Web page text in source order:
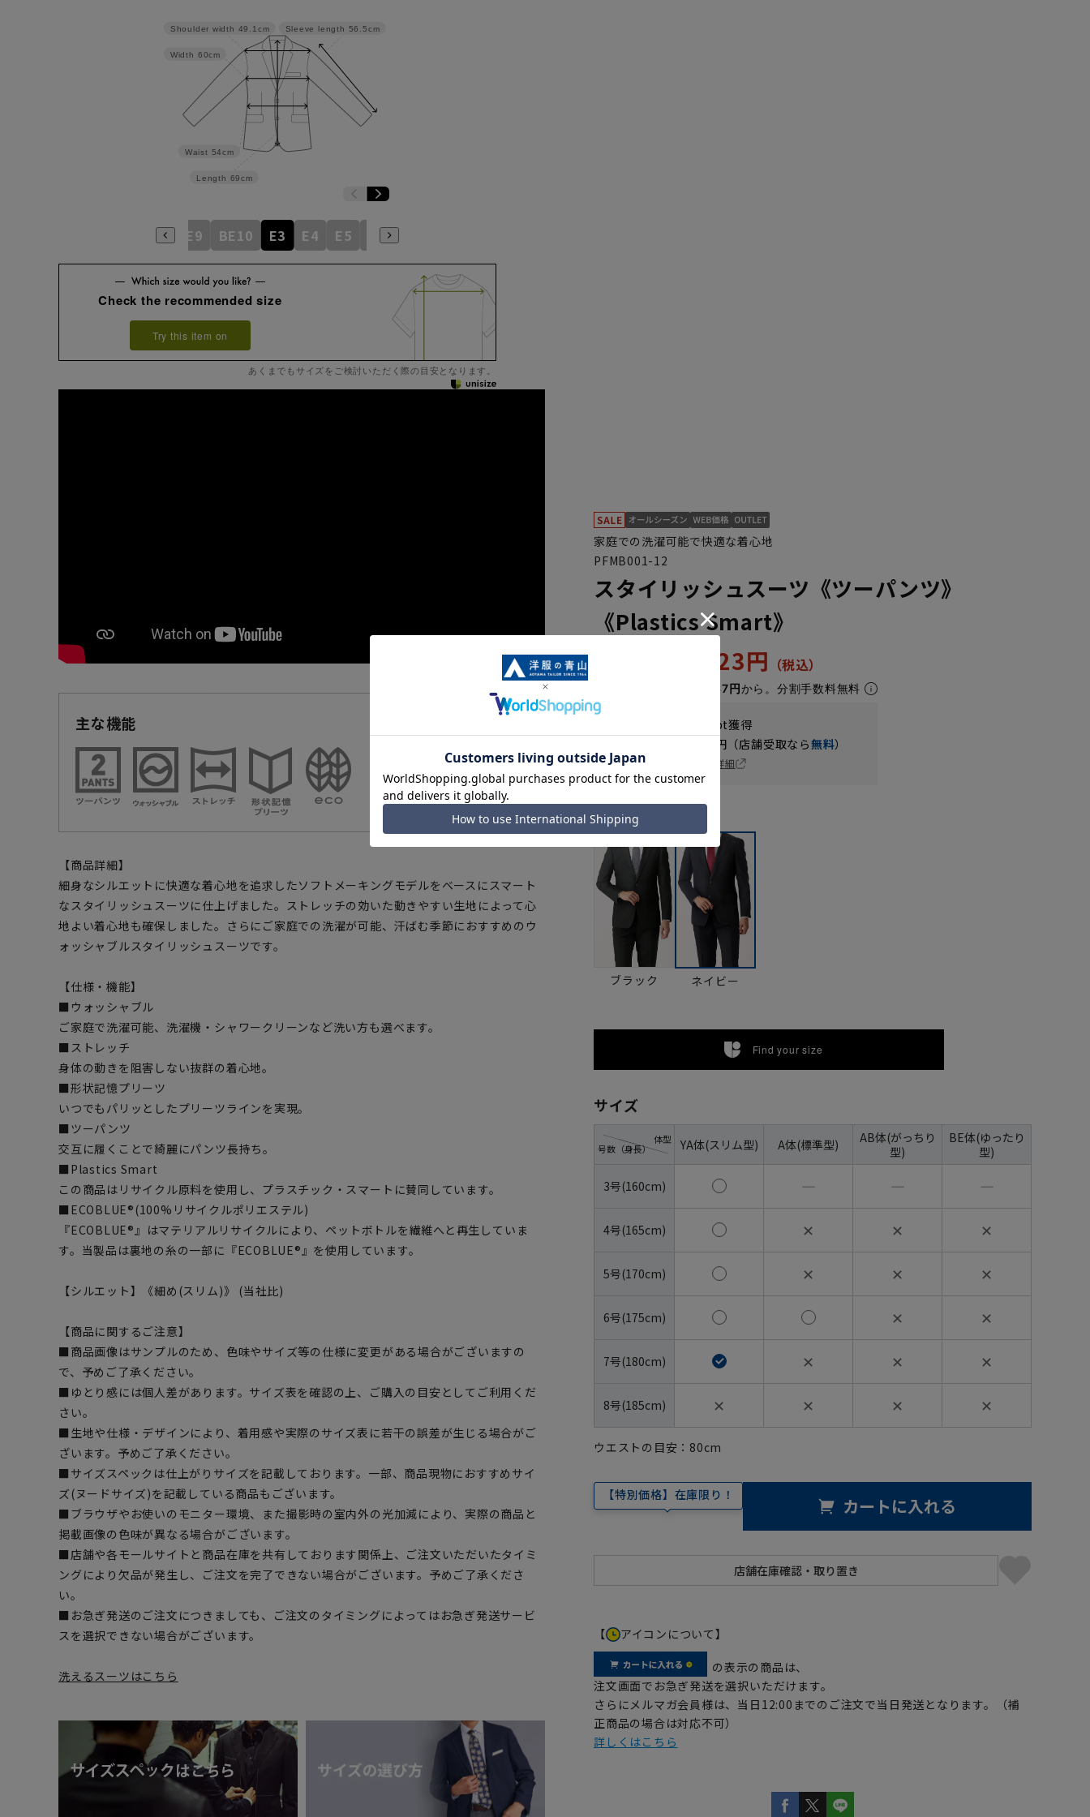
Sleeve length 56.5cm
Length 69cm
Waist 54cm
Width 60cm
Shoulder width 49.1cm
BE8 BE9 BE10 E3 E4 E5 E6
Check the recommended size
Try this item on
あくまでもサイズをご検討いただく際の目安となります。
主な機能
【商品詳細】
細身なシルエットに快適な着心地を追求したソフトメーキングモデルをベースにスマート
なスタイリッシュスーツに仕上げました。ストレッチの効いた動きやすい生地によって心
地よい着心地も確保しました。さらにご家庭での洗濯が可能、汗ばむ季節におすすめのウ
ォッシャブルスタイリッシュスーツです。
【仕様・機能】
■ウォッシャブル
ご家庭で洗濯可能、洗濯機・シャワークリーンなど洗い方も選べます。
■ストレッチ
身体の動きを阻害しない抜群の着心地。
■形状記憶プリーツ
いつでもパリッとしたプリーツラインを実現。
■ツーパンツ
交互に履くことで綺麗にパンツ長持ち。
■Plastics Smart
この商品はリサイクル原料を使用し、プラスチック・スマートに賛同しています。
■ECOBLUE®(100%リサイクルポリエステル)
『ECOBLUE®』はマテリアルリサイクルにより、ペットボトルを繊維へと再生していま
す。当製品は裏地の糸の一部に『ECOBLUE®』を使用しています。
【シルエット】《細め(スリム)》 (当社比)
【商品に関するご注意】
■商品画像はサンプルのため、色味やサイズ等の仕様に変更がある場合がございますの
で、予めご了承ください。
■ゆとり感には個人差があります。サイズ表を確認の上、ご購入の目安としてご利用くだ
さい。
■生地や仕様・デザインにより、着用感や実際のサイズ表に若干の誤差が生じる場合がご
ざいます。予めご了承ください。
■サイズスペックは仕上がりサイズを記載しております。一部、商品現物におすすめサイ
ズ(ヌードサイズ)を記載している商品もございます。
■ブラウザやお使いのモニター環境、また撮影時の室内外の光加減により、実際の商品と
掲載画像の色味が異なる場合がございます。
■店舗や各モールサイトと商品在庫を共有しております関係上、ご注文いただいたタイミ
ングにより欠品が発生し、ご注文を完了できない場合がございます。予めご了承くださ
い。
■お急ぎ発送のご注文につきましても、ご注文のタイミングによってはお急ぎ発送サービ
スを選択できない場合がございます。
洗えるスーツはこちら
家庭での洗濯可能で快適な着心地
PFMB001-12
スタイリッシュスーツ《ツーパンツ》
《Plastics Smart》
46,123円
月々7,687円から。分割手数料無料
pt獲得
円（店舗受取なら無料）
お届け日を調べる
詳細
カラー
ブラック ネイビー
Find your size
サイズ
号数（身長）
体型 YA体(スリム型) A体(標準型)
AB体(がっちり
型)
BE体(ゆったり
型)
3号(160cm) ― ― ―
4号(165cm) ✕ ✕ ✕
5号(170cm) ✕ ✕ ✕
6号(175cm) ✕ ✕
7号(180cm) ✕ ✕ ✕
8号(185cm) ✕ ✕ ✕ ✕
ウエストの目安： 80cm
【特別価格】在庫限り！ カートに入れる
【 アイコンについて】
の表示の商品は、
注文画面でお急ぎ発送を選択いただけます。
さらにメルマガ会員様は、当日12:00までのご注文で当日発送となります。（補
正商品の場合は対応不可）
詳しくはこちら